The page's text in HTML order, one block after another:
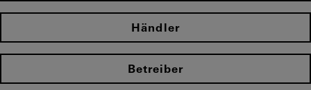
Händler
Betreiber